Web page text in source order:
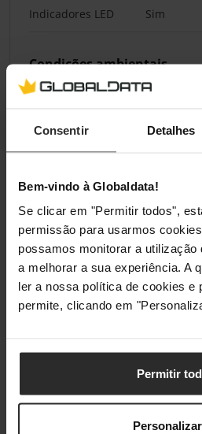
Consentir Detalhes
Bem-vindo à Globaldata!
Se clicar em "Permitir todos",
permissão para usarmos
possamos monitorar a
a melhorar a sua experiência. A
ler a nossa política de cookies e
permite, clicando em
Permitir
Personalizar
Indicadores LED Sim
Condições ambientais
Altitude operacional
Aprovação regulamentar
Certificação
Safety regulation &
Pesos e dimensões